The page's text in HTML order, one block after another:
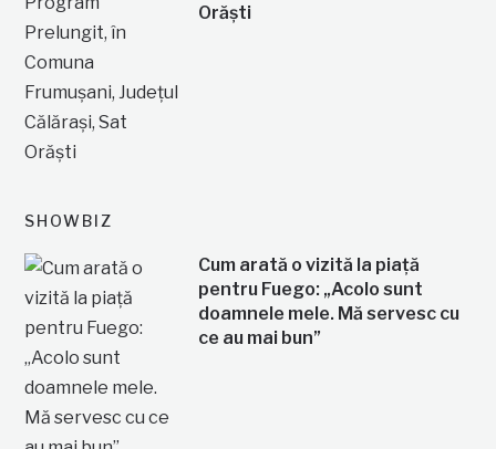
Orăști
SHOWBIZ
Cum arată o vizită la piață
pentru Fuego: „Acolo sunt
doamnele mele. Mă servesc cu
ce au mai bun”